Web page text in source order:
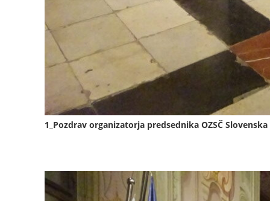
1_Pozdrav organizatorja predsednika OZSČ